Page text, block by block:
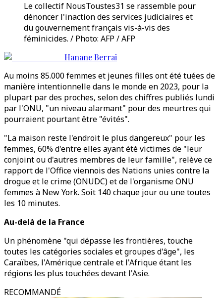
Le collectif NousToustes31 se rassemble pour
dénoncer l'inaction des services judiciaires et
du gouvernement français vis-à-vis des
féminicides. / Photo: AFP / AFP
Hanane Berrai
Au moins 85.000 femmes et jeunes filles ont été tuées de
manière intentionnelle dans le monde en 2023, pour la
plupart par des proches, selon des chiffres publiés lundi
par l'ONU, "un niveau alarmant" pour des meurtres qui
pourraient pourtant être "évités".
"La maison reste l'endroit le plus dangereux" pour les
femmes, 60% d'entre elles ayant été victimes de "leur
conjoint ou d'autres membres de leur famille", relève ce
rapport de l'Office viennois des Nations unies contre la
drogue et le crime (ONUDC) et de l'organisme ONU
femmes à New York. Soit 140 chaque jour ou une toutes
les 10 minutes.
Au-delà de la France
Un phénomène "qui dépasse les frontières, touche
toutes les catégories sociales et groupes d'âge", les
Caraïbes, l'Amérique centrale et l'Afrique étant les
régions les plus touchées devant l'Asie.
RECOMMANDÉ